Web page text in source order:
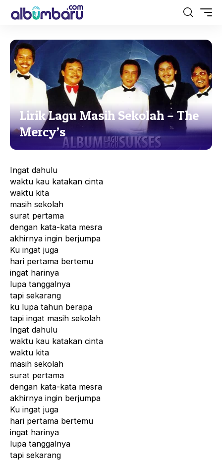
Lirik Lagu Masih Sekolah – The
Mercy’s
Ingat dahulu
waktu kau katakan cinta
waktu kita
masih sekolah
surat pertama
dengan kata-kata mesra
akhirnya ingin berjumpa
Ku ingat juga
hari pertama bertemu
ingat harinya
lupa tanggalnya
tapi sekarang
ku lupa tahun berapa
tapi ingat masih sekolah
Ingat dahulu
waktu kau katakan cinta
waktu kita
masih sekolah
surat pertama
dengan kata-kata mesra
akhirnya ingin berjumpa
Ku ingat juga
hari pertama bertemu
ingat harinya
lupa tanggalnya
tapi sekarang